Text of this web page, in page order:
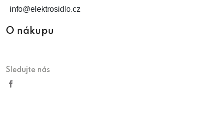
info@elektrosidlo.cz
O nákupu
Sledujte nás